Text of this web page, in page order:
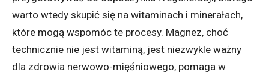
warto wtedy skupić się na witaminach i minerałach,
które mogą wspomóc te procesy. Magnez, choć
technicznie nie jest witaminą, jest niezwykle ważny
dla zdrowia nerwowo-mięśniowego, pomaga w